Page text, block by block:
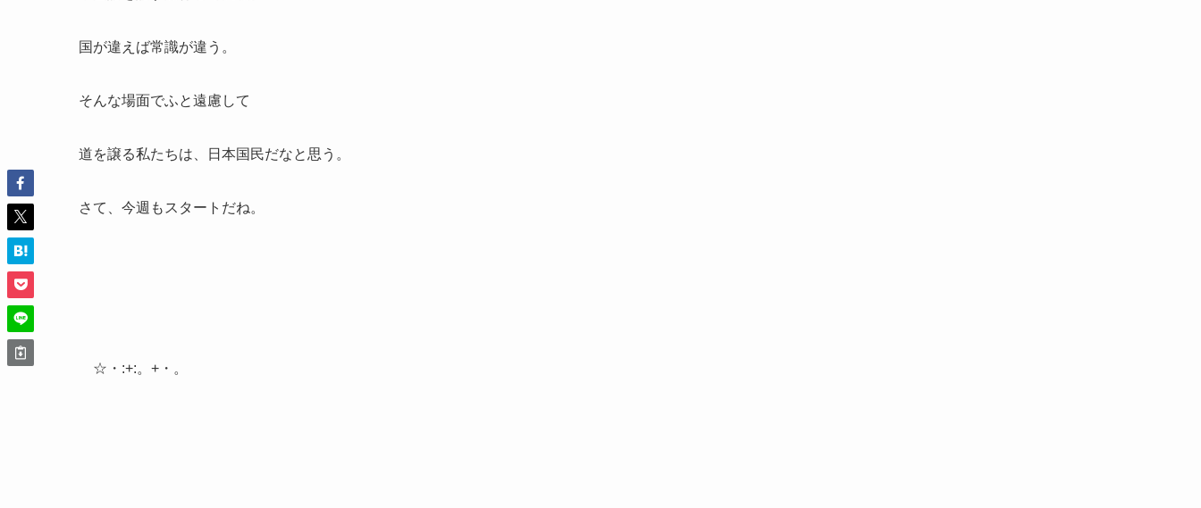
国が違えば常識が違う。
そんな場面でふと遠慮して
道を譲る私たちは、日本国民だなと思う。
さて、今週もスタートだね。
☆・:+:。+・。